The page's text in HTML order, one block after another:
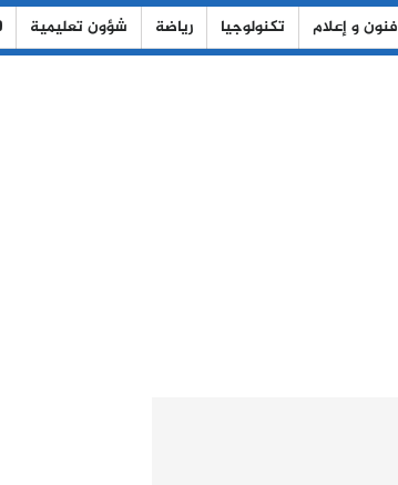
فنون و إعلام تكنولوجيا رياضة شؤون تعليمية